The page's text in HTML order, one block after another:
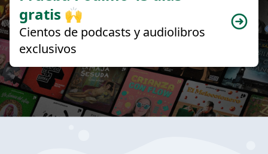
gratis 🙌
Cientos de podcasts y audiolibros
exclusivos